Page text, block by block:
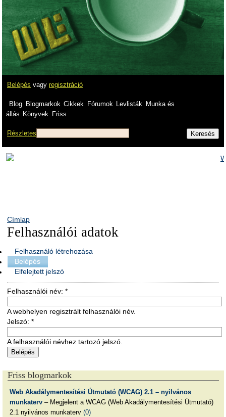
Belépés vagy regisztráció
Blog Blogmarkok Cikkek Fórumok Levlisták
Munka és
állás Könyvek Friss
Részletes
Címlap
Felhasználói adatok
Felhasználó létrehozása
Belépés
Elfelejtett jelszó
Felhasználói név: *
A webhelyen regisztrált felhasználói név.
Jelszó: *
A felhasználói névhez tartozó jelszó.
Friss blogmarkok
Web Akadálymentesítési Útmutató (WCAG) 2.1 – nyilvános
munkaterv– Megjelent a WCAG (Web Akadálymentesítési Útmutató)
2.1 nyilvános munkaterv (0)